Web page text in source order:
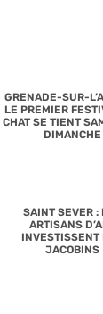
GRENADE-SUR-
LE PREMIER
CHAT SE TIENT
DIMANCHE
SAINT SEVER :
ARTISANS
INVESTISSENT
JACOBINS